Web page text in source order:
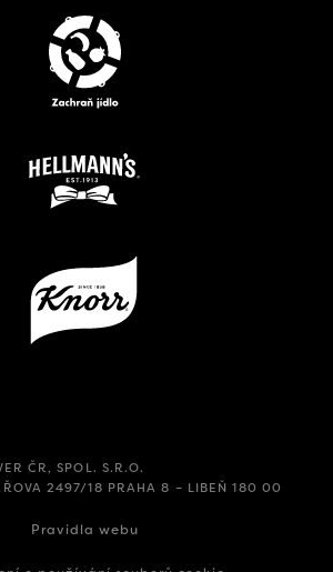
ČR, SPOL. S.R.O.
2497/18 PRAHA 8 – LIBEŇ 180 00
Pravidla webu